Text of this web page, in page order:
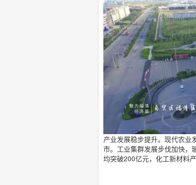
产业发展稳步提升。现代农业
市。工业集群发展步伐加快，
均突破200亿元，化工新材料